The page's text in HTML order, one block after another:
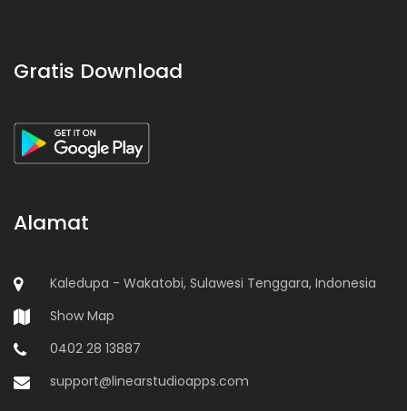
Gratis Download
Alamat
Kaledupa - Wakatobi, Sulawesi Tenggara, Indonesia
Show Map
0402 28 13887
support@linearstudioapps.com